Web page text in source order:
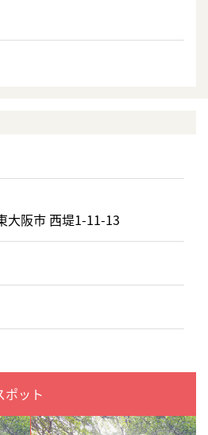
大阪市 西堤1-11-13
ポット